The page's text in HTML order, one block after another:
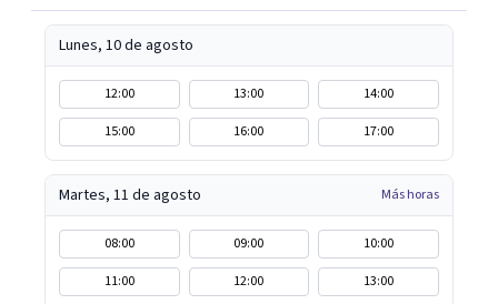
Lunes, 10 de agosto
12:00 13:00
14:00
15:00
16:00 17:00
Martes, 11 de agosto Más horas
08:00 09:00
10:00
11:00
12:00 13:00